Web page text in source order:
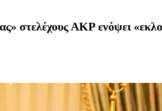
στελέχους ΑΚΡ ενόψει